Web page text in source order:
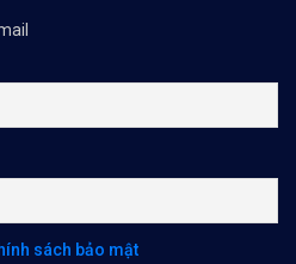
sách bảo mật